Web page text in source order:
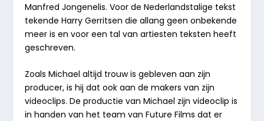
Manfred Jongenelis. Voor de Nederlandstalige tekst
tekende Harry Gerritsen die allang geen onbekende
meer is en voor een tal van artiesten teksten heeft
geschreven.
Zoals Michael altijd trouw is gebleven aan zijn
producer, is hij dat ook aan de makers van zijn
videoclips. De productie van Michael zijn videoclip is
in handen van het team van Future Films dat er